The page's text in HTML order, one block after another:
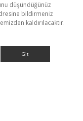
düşündüğünüz
bildirmeniz
kaldırılacaktır.